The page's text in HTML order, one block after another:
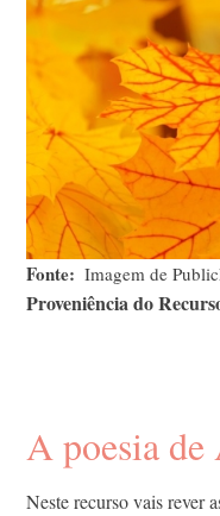
Fonte Imagem de
Proveniência do
A poesia
Neste recurso vais rever